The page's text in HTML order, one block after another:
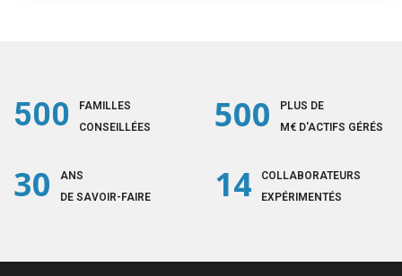
500
FAMILLES
CONSEILLÉES
500
PLUS DE
M€ D'ACTIFS GÉRÉS
30
ANS
DE SAVOIR-FAIRE
14
COLLABORATEURS
EXPÉRIMENTÉS